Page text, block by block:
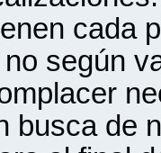
cada
según
busca de